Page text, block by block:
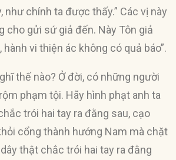
chính ta được thấy.” Các vị này
cho gửi sứ giả đến. Này Tôn giả
vi thiện ác không có quả báo”.
thế nào? Ở đời, có những người
phạm tội. Hãy hình phạt anh ta
trói hai tay ra đằng sau, cạo
cổng thành hướng Nam mà chặt
thật chắc trói hai tay ra đằng